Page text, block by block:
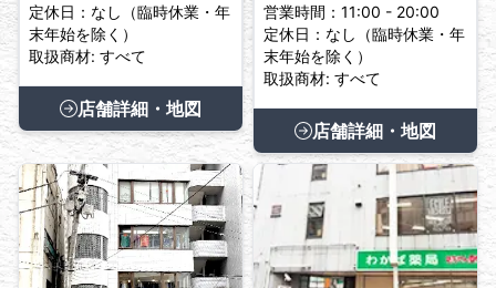
定休日：なし（臨時休業・年
末年始を除く）
取扱商材: すべて
店舗詳細・地図
営業時間：11:00 - 20:00
定休日：なし（臨時休業・年
末年始を除く）
取扱商材: すべて
店舗詳細・地図